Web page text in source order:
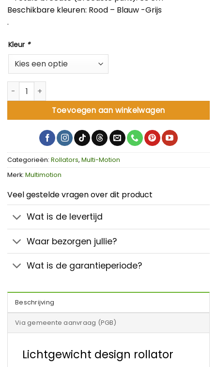
Beschikbare kleuren: Rood – Blauw -Grijs
.
Kleur *
MultiMotion Cruiser rollator aantal
Toevoegen aan winkelwagen
Categorieën: Rollators, Multi-Motion
Merk: Multimotion
Veel gestelde vragen over dit product
Wat is de levertijd
Waar bezorgen jullie?
Wat is de garantieperiode?
Beschrijving
Via gemeente aanvraag (PGB)
Lichtgewicht design rollator